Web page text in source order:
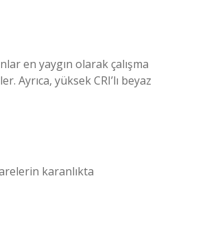
en yaygın olarak çalışma
Ayrıca, yüksek CRI’lı beyaz
karanlıkta